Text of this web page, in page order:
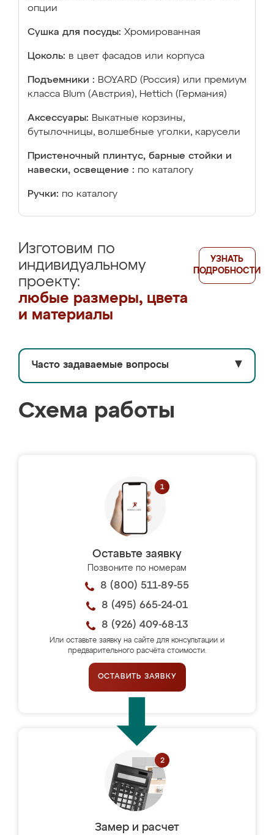
опции
Сушка для посуды: Хромированная
Цоколь: в цвет фасадов или корпуса
Подъемники : BOYARD (Россия) или премиум
класса Blum (Австрия), Hettich (Германия)
Аксессуары: Выкатные корзины,
бутылочницы, волшебные уголки, карусели
Пристеночный плинтус, барные стойки и
навески, освещение : по каталогу
Ручки: по каталогу
Изготовим по
индивидуальному
проекту:
любые размеры, цвета
и материалы
УЗНАТЬ
ПОДРОБНОСТИ
Часто задаваемые вопросы ▼
Схема работы
Оставьте заявку
Позвоните по номерам
8 (800) 511-89-55
8 (495) 665-24-01
8 (926) 409-68-13
Или оставьте заявку на сайте для консультации и
предварительного расчёта стоимости.
ОСТАВИТЬ ЗАЯВКУ
Замер и расчет